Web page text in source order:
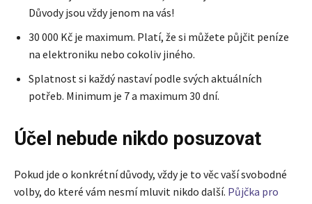
Důvody jsou vždy jenom na vás!
30 000 Kč je maximum. Platí, že si můžete půjčit peníze
na elektroniku nebo cokoliv jiného.
Splatnost si každý nastaví podle svých aktuálních
potřeb. Minimum je 7 a maximum 30 dní.
Účel nebude nikdo posuzovat
Pokud jde o konkrétní důvody, vždy je to věc vaší svobodné
volby, do které vám nesmí mluvit nikdo další. Půjčka pro